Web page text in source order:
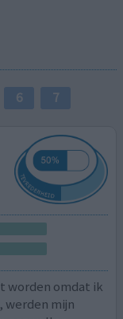
6 7
worden omdat ik
werden mijn